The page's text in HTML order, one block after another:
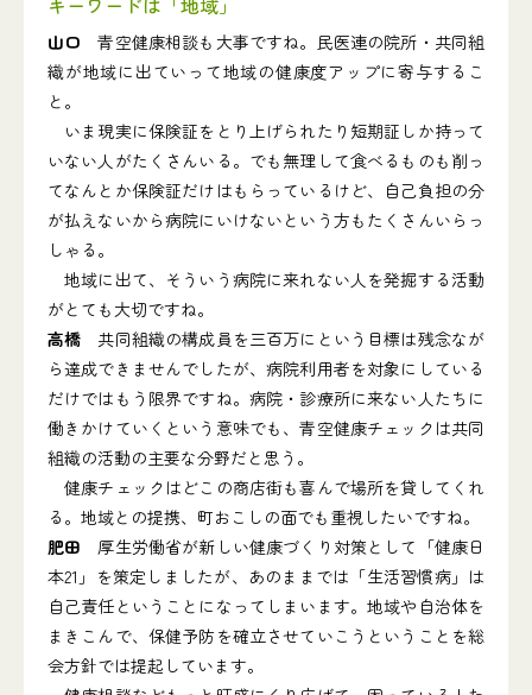
山口 青空健康相談も大事ですね。民医連の院所・共同組
織が地域に出ていって地域の健康度アップに寄与するこ
と。
いま現実に保険証をとり上げられたり短期証しか持って
いない人がたくさんいる。でも無理して食べるものも削っ
てなんとか保険証だけはもらっているけど、自己負担の分
が払えないから病院にいけないという方もたくさんいらっ
しゃる。
地域に出て、そういう病院に来れない人を発掘する活動
がとても大切ですね。
高橋 共同組織の構成員を三百万にという目標は残念なが
ら達成できませんでしたが、病院利用者を対象にしている
だけではもう限界ですね。病院・診療所に来ない人たちに
働きかけていくという意味でも、青空健康チェックは共同
組織の活動の主要な分野だと思う。
健康チェックはどこの商店街も喜んで場所を貸してくれ
る。地域との提携、町おこしの面でも重視したいですね。
肥田 厚生労働省が新しい健康づくり対策として「健康日
本21」を策定しましたが、あのままでは「生活習慣病」は
自己責任ということになってしまいます。地域や自治体を
まきこんで、保健予防を確立させていこうということを総
会方針では提起しています。